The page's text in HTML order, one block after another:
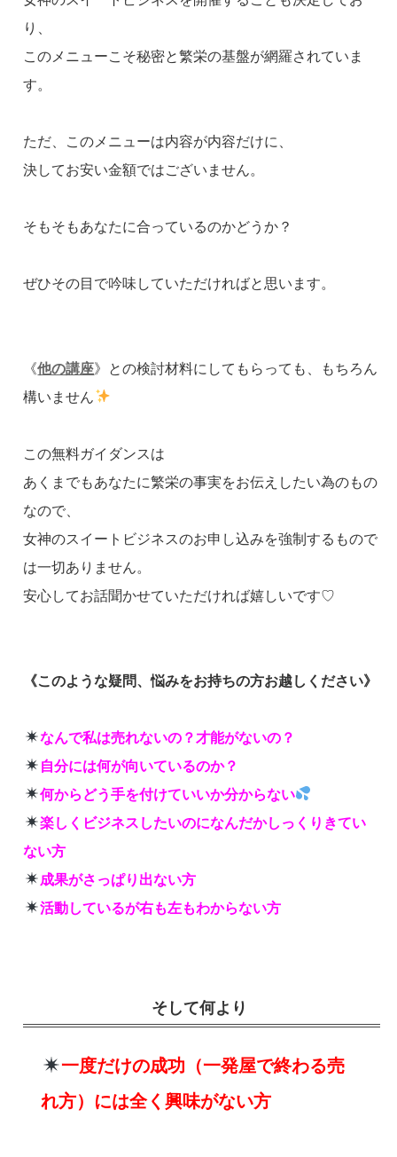
り、
このメニューこそ秘密と繁栄の基盤が網羅されていま
す。
ただ、このメニューは内容が内容だけに、
決してお安い金額ではございません。
そもそもあなたに合っているのかどうか？
ぜひその目で吟味していただければと思います。
《他の講座》との検討材料にしてもらっても、もちろん
構いません
この無料ガイダンスは
あくまでもあなたに繁栄の事実をお伝えしたい為のもの
なので、
女神のスイートビジネスのお申し込みを強制するもので
は一切ありません。
安心してお話聞かせていただければ嬉しいです♡
《このような疑問、悩みをお持ちの方お越しください》
なんで私は売れないの？才能がないの？
自分には何が向いているのか？
何からどう手を付けていいか分からない
楽しくビジネスしたいのになんだかしっくりきてい
ない方
成果がさっぱり出ない方
活動しているが右も左もわからない方
そして何より
一度だけの成功（一発屋で終わる売
れ方）には全く興味がない方